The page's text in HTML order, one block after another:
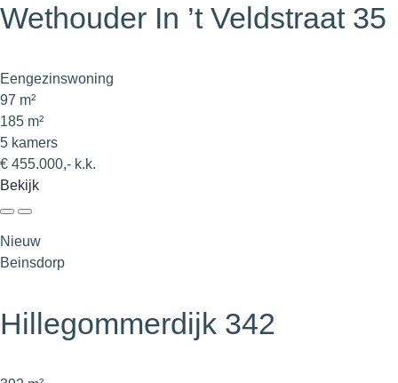
Wethouder In ’t Veldstraat 35
Eengezinswoning
97 m²
185 m²
5 kamers
€ 455.000,- k.k.
Bekijk
Nieuw
Beinsdorp
Hillegommerdijk 342